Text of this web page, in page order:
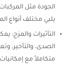
الجودة مثل
يلبي مختلف أنواع
التأثيرات والمزج:
الصدى، والتأخير،
متكاملاً مع